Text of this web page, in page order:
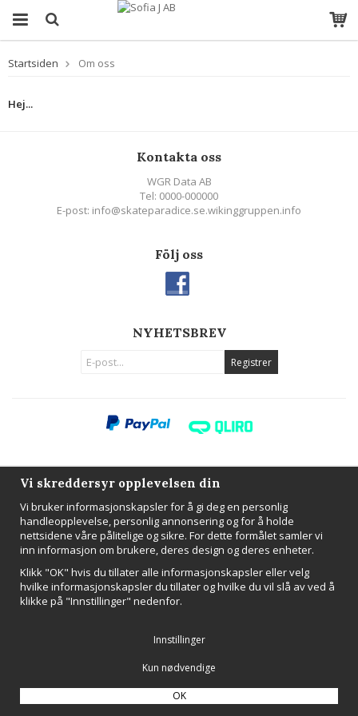
Startsiden Om oss
Hej...
Kontakta oss
WGR Data AB
Tel: 0000-000000
E-post: info@skateparadice.se.wikinggruppen.info
Följ oss
NYHETSBREV
Registrer
Vi skreddersyr opplevelsen din
Vi bruker informasjonskapsler for å gi deg en personlig
handleopplevelse, personlig annonsering og for å holde
nettsidene våre pålitelige og sikre. For dette formålet samler vi
inn informasjon om brukere, deres design og deres enheter.
Klikk "OK" hvis du tillater alle informasjonskapsler eller velg
hvilke informasjonskapsler du tillater og hvilke du vil slå av ved å
klikke på "Innstillinger" nedenfor.
Innstillinger
Kun nødvendige
OK